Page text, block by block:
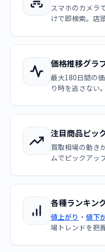
スマホのカメラ
けで即検索。店
価格推移グラ
最大180日間の
り時を逃さない。
注目商品ピッ
買取相場の動き
ムでピックアップ
各種ランキン
値上がり ・ 値下
場トレンドを把握